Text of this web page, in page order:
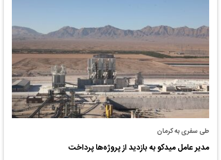
طی سفری به کرمان
مدیر عامل میدکو به بازدید از پروژه‌ها پرداخت